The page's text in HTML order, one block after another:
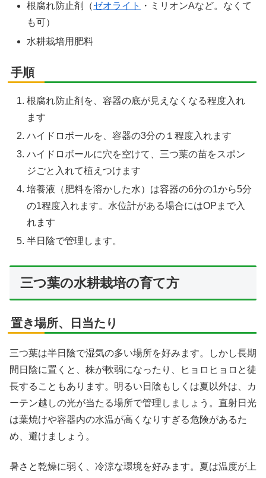
根腐れ防止剤（ゼオライト
・ミリオンAなど。なくて
も可）
水耕栽培用肥料
手順
根腐れ防止剤を、容器の底が見えなくなる程度入れ
ます
ハイドロボールを、容器の3分の１程度入れます
ハイドロボールに穴を空けて、三つ葉の苗をスポン
ジごと入れて植えつけます
培養液（肥料を溶かした水）は容器の6分の1から5分
の1程度入れます。水位計がある場合にはOPまで入
れます
半日陰で管理します。
三つ葉の水耕栽培の育て方
置き場所、日当たり
三つ葉は半日陰で湿気の多い場所を好みます。しかし長期
間日陰に置くと、株が軟弱になったり、ヒョロヒョロと徒
長することもあります。明るい日陰もしくは夏以外は、カ
ーテン越しの光が当たる場所で管理しましょう。直射日光
は葉焼けや容器内の水温が高くなりすぎる危険があるた
め、避けましょう。
暑さと乾燥に弱く、冷涼な環境を好みます。夏は温度が上